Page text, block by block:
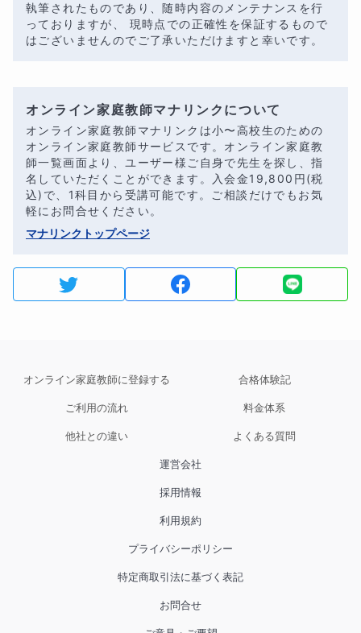
執筆されたものであり、随時内容のメンテナンスを行
っておりますが、 現時点での正確性を保証するもので
はございませんのでご了承いただけますと幸いです。
オンライン家庭教師マナリンクについて
オンライン家庭教師マナリンクは小〜高校生のための
オンライン家庭教師サービスです。オンライン家庭教
師一覧画面より、ユーザー様ご自身で先生を探し、指
名していただくことができます。入会金19,800 円(税
込)で、1科目から受講可能です。ご相談だけでもお気
軽にお問合せください。
マナリンクトップページ
オンライン家庭教師に登録する 合格体験記
ご利用の流れ 料金体系
他社との違い よくある質問
運営会社
採用情報
利用規約
プライバシーポリシー
特定商取引法に基づく表記
お問合せ